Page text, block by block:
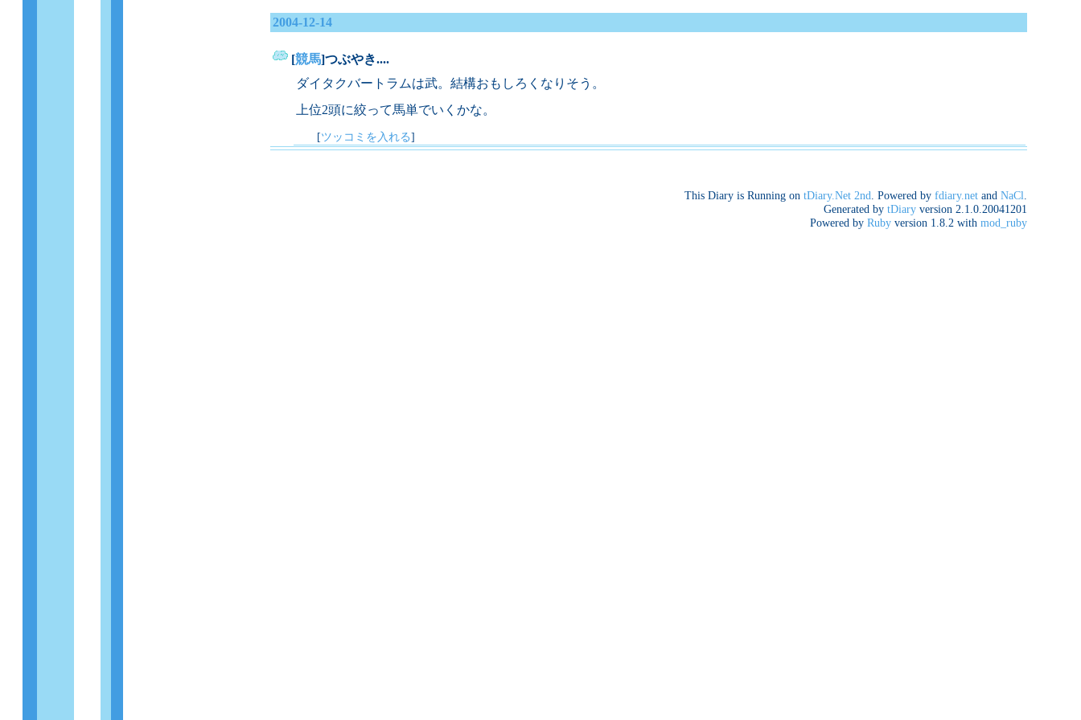
2004-12-14
[競馬]つぶやき....
ダイタクバートラムは武。結構おもしろくなりそう。
上位2頭に絞って馬単でいくかな。
[ツッコミを入れる]
This Diary is Running on tDiary.Net 2nd. Powered by fdiary.netand NaCl.
Generated by tDiaryversion 2.1.0.20041201
Powered by Rubyversion 1.8.2 with mod_ruby